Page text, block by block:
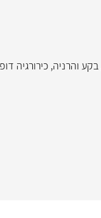
בקע והרניה, כירורגיה